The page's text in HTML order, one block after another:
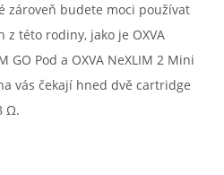
zároveň budete moci používat
této rodiny, jako je OXVA
GO Pod a OXVA NeXLIM 2 Mini
vás čekají hned dvě cartridge
Ω.